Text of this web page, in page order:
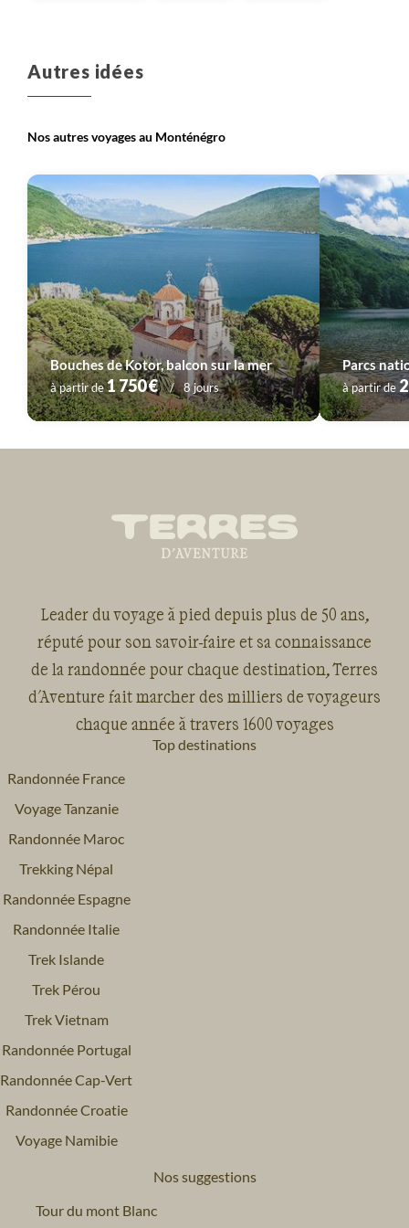
Autres idées
Nos autres voyages au Monténégro
Bouches de Kotor, balcon sur la mer
à partir de1 750 € 8 jours
Parcs
à partir de
Leader du voyage à pied depuis plus de 50 ans,
réputé pour son savoir-faire et sa connaissance
de la randonnée pour chaque destination, Terres
d'Aventure fait marcher des milliers de voyageurs
chaque année à travers 1600 voyages
Top destinations
Randonnée France
Voyage Tanzanie
Randonnée Maroc
Trekking Népal
Randonnée Espagne
Randonnée Italie
Trek Islande
Trek Pérou
Trek Vietnam
Randonnée Portugal
Randonnée Cap-Vert
Randonnée Croatie
Voyage Namibie
Nos suggestions
Tour du mont Blanc